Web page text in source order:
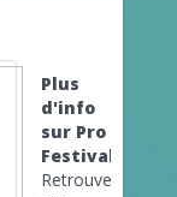
Plus
d'info
sur Pro
Festivals
Retrouvez